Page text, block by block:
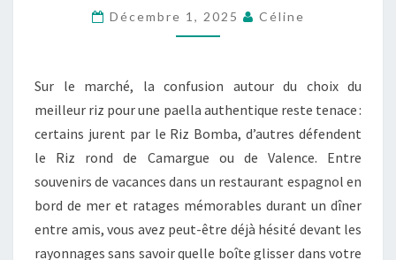
BOMBA
:
ACHETER
LE
MEILLEUR
RIZ
POUR
PAELLA
?
Décembre 1, 2025 Céline
Sur le marché, la confusion autour du choix du
meilleur riz pour une paella authentique reste tenace :
certains jurent par le Riz Bomba, d’autres défendent
le Riz rond de Camargue ou de Valence. Entre
souvenirs de vacances dans un restaurant espagnol en
bord de mer et ratages mémorables durant un dîner
entre amis, vous avez peut-être déjà hésité devant les
rayonnages sans savoir quelle boîte glisser dans votre